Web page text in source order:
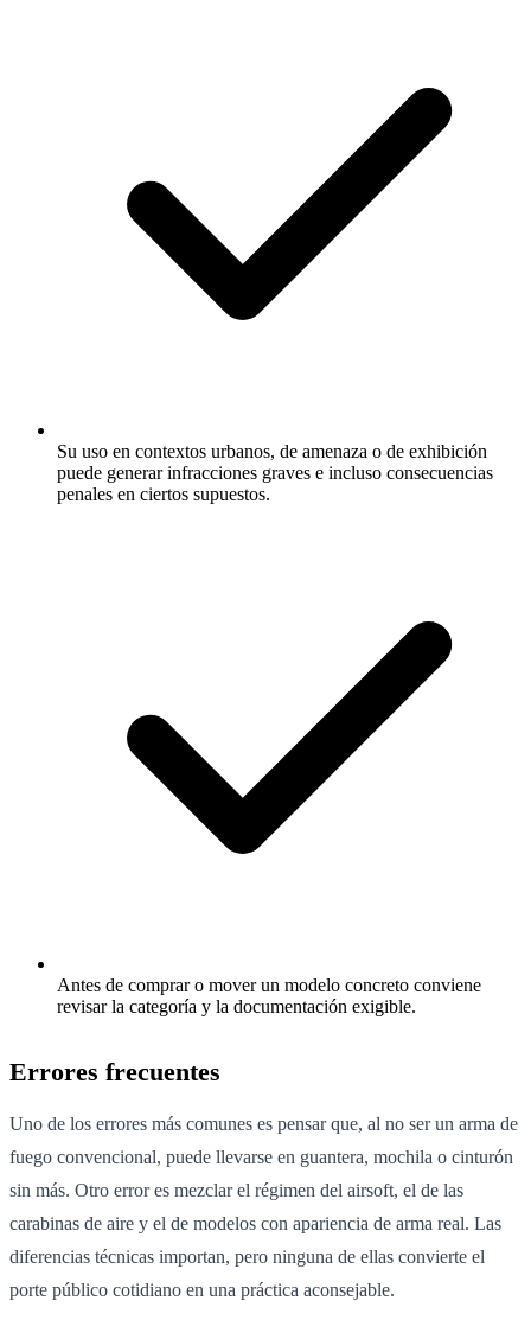
Su uso en contextos urbanos, de amenaza o de exhibición
puede generar infracciones graves e incluso consecuencias
penales en ciertos supuestos.
Antes de comprar o mover un modelo concreto conviene
revisar la categoría y la documentación exigible.
Errores frecuentes
Uno de los errores más comunes es pensar que, al no ser un arma de
fuego convencional, puede llevarse en guantera, mochila o cinturón
sin más. Otro error es mezclar el régimen del airsoft, el de las
carabinas de aire y el de modelos con apariencia de arma real. Las
diferencias técnicas importan, pero ninguna de ellas convierte el
porte público cotidiano en una práctica aconsejable.